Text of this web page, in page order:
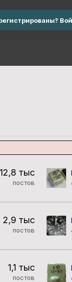
12,8 тыс
постов
2,9 тыс
постов
1,1 тыс
постов